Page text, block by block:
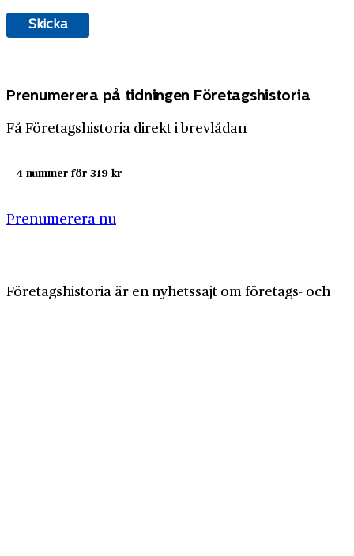
Prenumerera på tidningen Företagshistoria
Få Företagshistoria direkt i brevlådan
4 nummer för 319 kr
Prenumerera nu
Företagshistoria är en nyhetssajt om företags- och